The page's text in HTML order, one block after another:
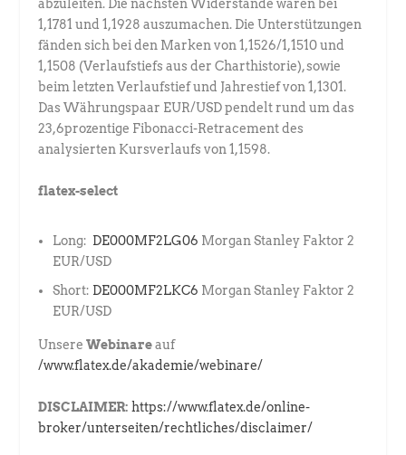
abzuleiten. Die nächsten Widerstände wären bei
1,1781 und 1,1928 auszumachen. Die Unterstützungen
fänden sich bei den Marken von 1,1526/1,1510 und
1,1508 (Verlaufstiefs aus der Charthistorie), sowie
beim letzten Verlaufstief und Jahrestief von 1,1301.
Das Währungspaar EUR/USD pendelt rund um das
23,6prozentige Fibonacci-Retracement des
analysierten Kursverlaufs von 1,1598.
flatex-select
Long: DE000MF2LG06 Morgan Stanley Faktor 2
EUR/USD
Short: DE000MF2LKC6 Morgan Stanley Faktor 2
EUR/USD
UnsereWebinareauf
/www.flatex.de/akademie/webinare/
DISCLAIMER: https://www.flatex.de/online-
broker/unterseiten/rechtliches/disclaimer/